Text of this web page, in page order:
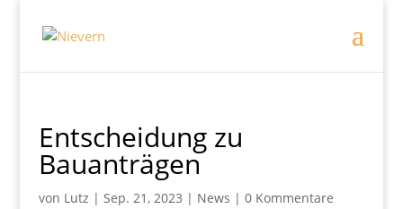
Entscheidung zu
Bauanträgen
von Lutz | Sep. 21, 2023 | News | 0 Kommentare